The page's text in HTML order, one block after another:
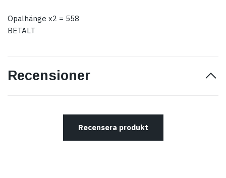
Opalhänge x2 = 558
BETALT
Recensioner
Recensera produkt